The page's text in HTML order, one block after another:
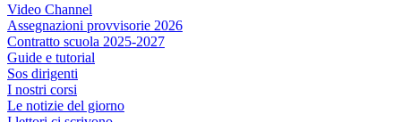
Video Channel
Assegnazioni provvisorie 2026
Contratto scuola 2025-2027
Guide e tutorial
Sos dirigenti
I nostri corsi
Le notizie del giorno